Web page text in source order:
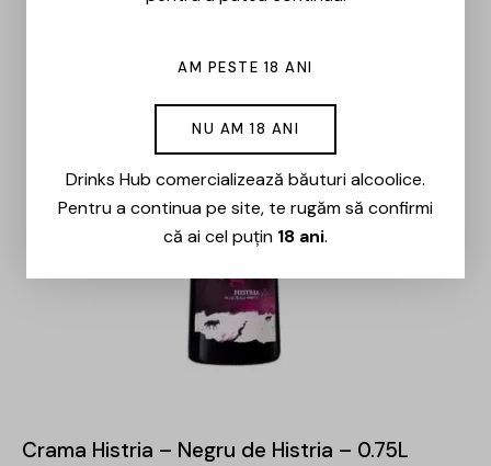
Crama Histria – Negru de Histria – 0.75L
AM PESTE 18 ANI
NU AM 18 ANI
Drinks Hub comercializează băuturi alcoolice.
Pentru a continua pe site, te rugăm să confirmi
că ai cel puțin 18 ani.